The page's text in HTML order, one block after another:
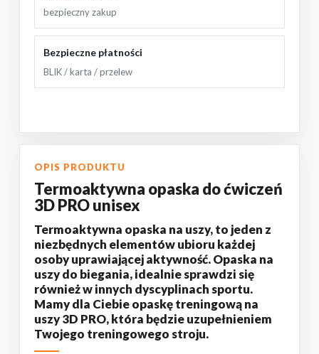
bezpieczny zakup
Bezpieczne płatności
BLIK / karta / przelew
OPIS PRODUKTU
Termoaktywna opaska do ćwiczeń
3D PRO unisex
Termoaktywna opaska na uszy, to jeden z
niezbędnych elementów ubioru każdej
osoby uprawiającej aktywność. Opaska na
uszy do biegania, idealnie sprawdzi się
również w innych dyscyplinach sportu.
Mamy dla Ciebie opaskę treningową na
uszy 3D PRO, która będzie uzupełnieniem
Twojego treningowego stroju.